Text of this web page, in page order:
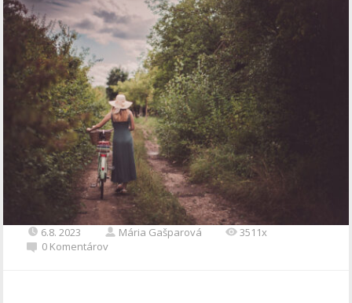
6.8. 2023 Mária Gašparová
3511x
0 Komentárov